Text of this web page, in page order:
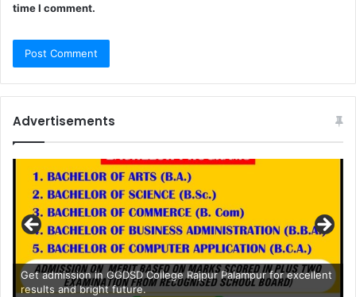
time I comment.
Advertisements
Get admission in GGDSD College Rajpur Palampur for excellent
results and bright future.